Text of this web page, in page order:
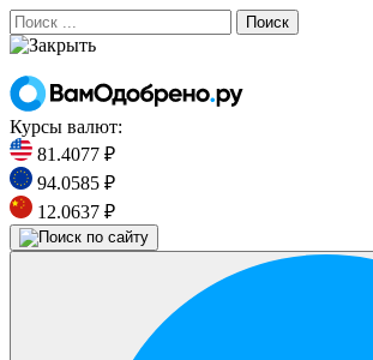
Поиск
Курсы валют:
81.4077 ₽
94.0585 ₽
12.0637 ₽